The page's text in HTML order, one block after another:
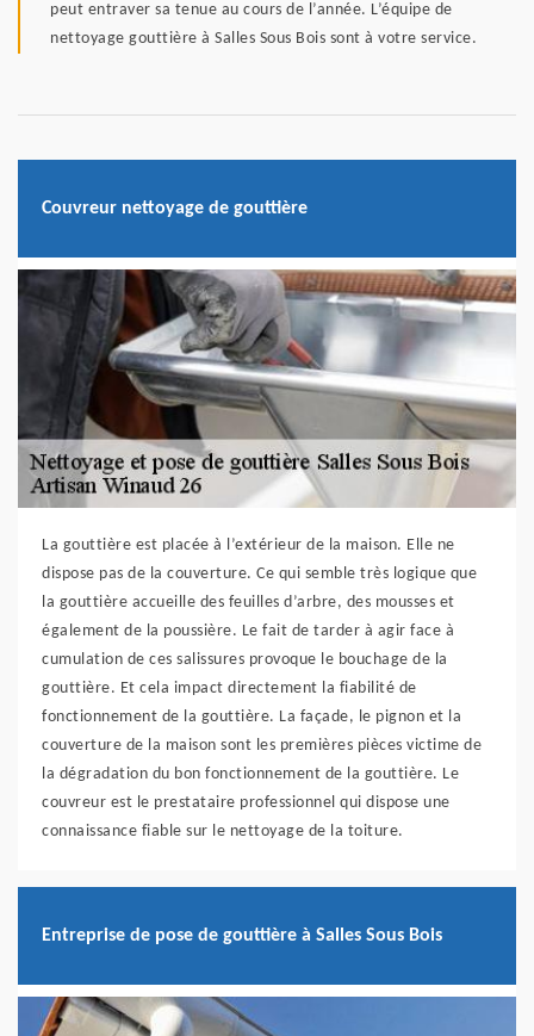
peut entraver sa tenue au cours de l’année. L’équipe de
nettoyage gouttière à Salles Sous Bois sont à votre service.
Couvreur nettoyage de gouttière
La gouttière est placée à l’extérieur de la maison. Elle ne
dispose pas de la couverture. Ce qui semble très logique que
la gouttière accueille des feuilles d’arbre, des mousses et
également de la poussière. Le fait de tarder à agir face à
cumulation de ces salissures provoque le bouchage de la
gouttière. Et cela impact directement la fiabilité de
fonctionnement de la gouttière. La façade, le pignon et la
couverture de la maison sont les premières pièces victime de
la dégradation du bon fonctionnement de la gouttière. Le
couvreur est le prestataire professionnel qui dispose une
connaissance fiable sur le nettoyage de la toiture.
Entreprise de pose de gouttière à Salles Sous Bois